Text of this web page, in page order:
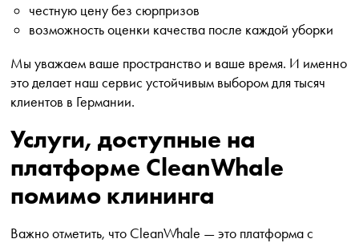
честную цену без сюрпризов
возможность оценки качества после каждой уборки
Мы уважаем ваше пространство и ваше время. И именно
это делает наш сервис устойчивым выбором для тысяч
клиентов в Германии.
Услуги, доступные на
платформе CleanWhale
помимо клининга
Важно отметить, что CleanWhale — это платформа с